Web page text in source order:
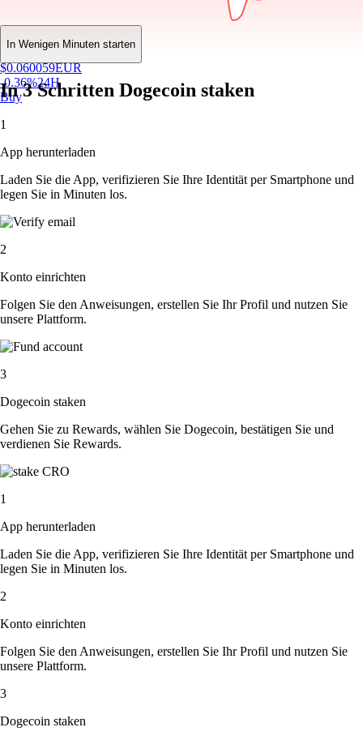
$0.060059EUR
-0.36%24H
Buy
In Wenigen Minuten starten
In 3 Schritten Dogecoin staken
1
App herunterladen
Laden Sie die App, verifizieren Sie Ihre Identität per Smartphone und
legen Sie in Minuten los.
2
Konto einrichten
Folgen Sie den Anweisungen, erstellen Sie Ihr Profil und nutzen Sie
unsere Plattform.
3
Dogecoin staken
Gehen Sie zu Rewards, wählen Sie Dogecoin, bestätigen Sie und
verdienen Sie Rewards.
1
App herunterladen
Laden Sie die App, verifizieren Sie Ihre Identität per Smartphone und
legen Sie in Minuten los.
2
Konto einrichten
Folgen Sie den Anweisungen, erstellen Sie Ihr Profil und nutzen Sie
unsere Plattform.
3
Dogecoin staken